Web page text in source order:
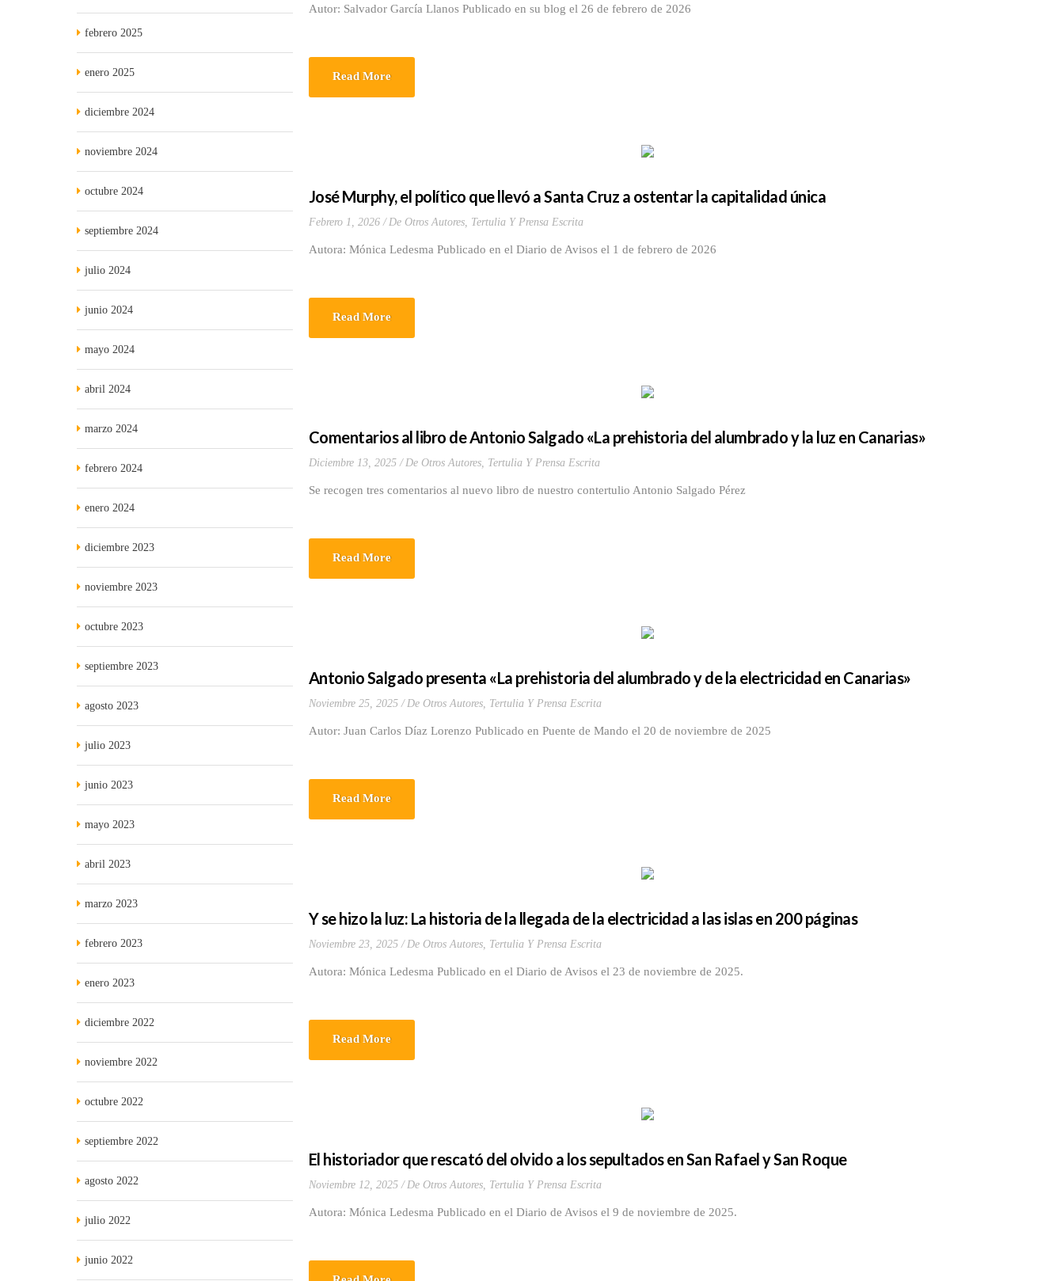
Autor: Salvador García Llanos Publicado en su blog el 26 de febrero de 2026
Read More
José Murphy, el político que llevó a Santa Cruz a ostentar la capitalidad única
Febrero 1, 2026 De Otros Autores, Tertulia Y Prensa Escrita
Autora: Mónica Ledesma Publicado en el Diario de Avisos el 1 de febrero de 2026
Read More
Comentarios al libro de Antonio Salgado «La prehistoria del alumbrado y la luz en Canarias»
Diciembre 13, 2025 De Otros Autores, Tertulia Y Prensa Escrita
Se recogen tres comentarios al nuevo libro de nuestro contertulio Antonio Salgado Pérez
Read More
Antonio Salgado presenta «La prehistoria del alumbrado y de la electricidad en Canarias»
Noviembre 25, 2025 De Otros Autores, Tertulia Y Prensa Escrita
Autor: Juan Carlos Díaz Lorenzo Publicado en Puente de Mando el 20 de noviembre de 2025
Read More
Y se hizo la luz: La historia de la llegada de la electricidad a las islas en 200 páginas
Noviembre 23, 2025 De Otros Autores, Tertulia Y Prensa Escrita
Autora: Mónica Ledesma Publicado en el Diario de Avisos el 23 de noviembre de 2025.
Read More
El historiador que rescató del olvido a los sepultados en San Rafael y San Roque
Noviembre 12, 2025 De Otros Autores, Tertulia Y Prensa Escrita
Autora: Mónica Ledesma Publicado en el Diario de Avisos el 9 de noviembre de 2025.
febrero 2025
enero 2025
diciembre 2024
noviembre 2024
octubre 2024
septiembre 2024
julio 2024
junio 2024
mayo 2024
abril 2024
marzo 2024
febrero 2024
enero 2024
diciembre 2023
noviembre 2023
octubre 2023
septiembre 2023
agosto 2023
julio 2023
junio 2023
mayo 2023
abril 2023
marzo 2023
febrero 2023
enero 2023
diciembre 2022
noviembre 2022
octubre 2022
septiembre 2022
agosto 2022
julio 2022
junio 2022